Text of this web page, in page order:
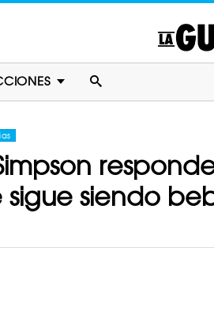
Simpson
siendo